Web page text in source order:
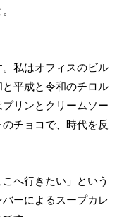
私はオフィスのビル
平成と令和のチロル
リンとクリームソー
チョコで、時代を反
へ行きたい」という
ーによるスープカレ